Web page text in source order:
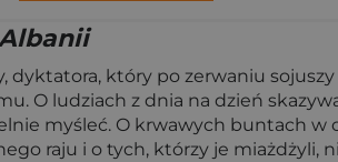
który po zerwaniu
O ludziach z dnia na dzień
myśleć. O krwawych buntach w
raju i o tych, którzy je miażdżyli,